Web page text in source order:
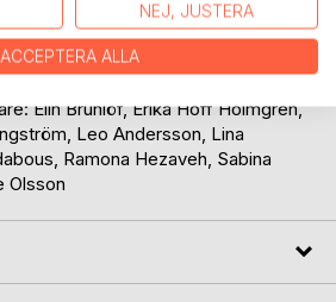
författarskola skriver om att
i detta.
Elin Brunlöf, Erika Hoff Holmgren,
Leo Andersson, Lina
Ramona Hezaveh, Sabina
Olsson
NEJ, JUSTERA
ACCEPTERA ALLA